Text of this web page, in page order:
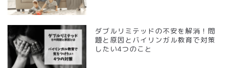
ダブルリミテッドの不安を解消！問
題と原因とバイリンガル教育で対策
したい4つのこと